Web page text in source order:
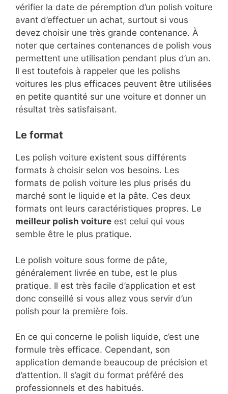
vérifier la date de péremption d’un polish voiture
avant d’effectuer un achat, surtout si vous
devez choisir une très grande contenance. À
noter que certaines contenances de polish vous
permettent une utilisation pendant plus d’un an.
Il est toutefois à rappeler que les polishs
voitures les plus efficaces peuvent être utilisées
en petite quantité sur une voiture et donner un
résultat très satisfaisant.
Le format
Les polish voiture existent sous différents
formats à choisir selon vos besoins. Les
formats de polish voiture les plus prisés du
marché sont le liquide et la pâte. Ces deux
formats ont leurs caractéristiques propres. Le
meilleur polish voiture est celui qui vous
semble être le plus pratique.
Le polish voiture sous forme de pâte,
généralement livrée en tube, est le plus
pratique. Il est très facile d’application et est
donc conseillé si vous allez vous servir d’un
polish pour la première fois.
En ce qui concerne le polish liquide, c’est une
formule très efficace. Cependant, son
application demande beaucoup de précision et
d’attention. Il s’agit du format préféré des
professionnels et des habitués.